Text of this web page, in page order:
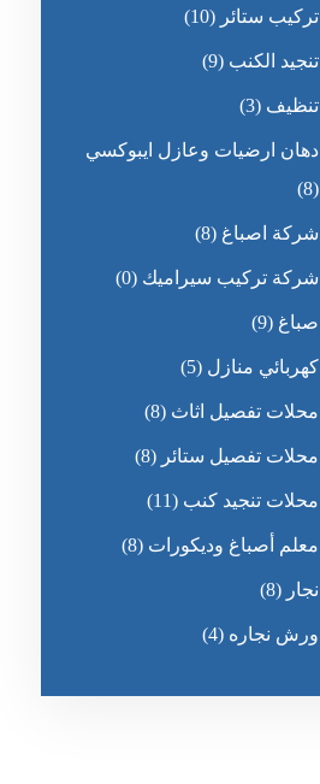
تركيب ستائر (10)
تنجيد الكنب (9)
تنظيف (3)
دهان ارضيات وعازل ايبوكسي
(8)
شركة اصباغ (8)
شركة تركيب سيراميك (0)
صباغ (9)
كهربائي منازل (5)
محلات تفصيل اثاث (8)
محلات تفصيل ستائر (8)
محلات تنجيد كنب (11)
معلم أصباغ وديكورات (8)
نجار (8)
ورش نجاره (4)